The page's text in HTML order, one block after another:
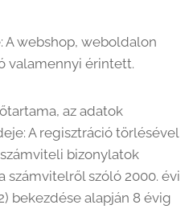
A webshop, weboldalon
valamennyi érintett.
az adatok
A regisztráció törlésével
bizonylatok
számvitelről szóló 2000. évi
bekezdése alapján 8 évig